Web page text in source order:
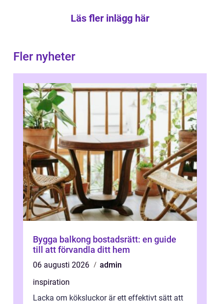
Läs fler inlägg här
Fler nyheter
Bygga balkong bostadsrätt: en guide
till att förvandla ditt hem
06 augusti 2026
admin
inspiration
Lacka om köksluckor är ett effektivt sätt att